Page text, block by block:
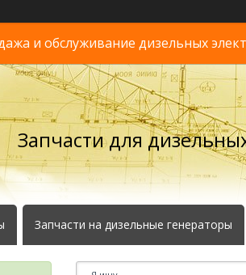
и обслуживание дизельных
Запчасти для
Запчасти на дизельные генераторы